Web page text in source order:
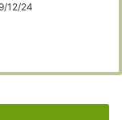
12/24